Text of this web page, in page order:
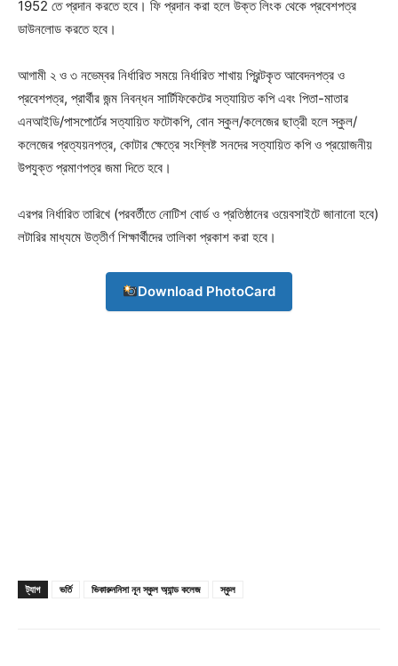
Company
1952 তে প্রদান করতে হবে। ফি প্রদান করা হলে উক্ত লিংক থেকে প্রবেশপত্র
ডাউনলোড করতে হবে।
আগামী ২ ও ৩ নভেম্বর নির্ধারিত সময়ে নির্ধারিত শাখায় প্রিন্টকৃত আবেদনপত্র ও
প্রবেশপত্র, প্রার্থীর জন্ম নিবন্ধন সার্টিফিকেটের সত্যায়িত কপি এবং পিতা-মাতার
এনআইডি/পাসপোর্টের সত্যায়িত ফটোকপি, বোন স্কুল/কলেজের ছাত্রী হলে স্কুল/
কলেজের প্রত্যয়নপত্র, কোটার ক্ষেত্রে সংশ্লিষ্ট সনদের সত্যায়িত কপি ও প্রয়োজনীয়
উপযুক্ত প্রমাণপত্র জমা দিতে হবে।
এরপর নির্ধারিত তারিখে (পরবর্তীতে নোটিশ বোর্ড ও প্রতিষ্ঠানের ওয়েবসাইটে জানানো হবে)
লটারির মাধ্যমে উত্তীর্ণ শিক্ষার্থীদের তালিকা প্রকাশ করা হবে।
Download PhotoCard
ট্যাগ ভর্তি ভিকারুননিসা নূন স্কুল অ্যান্ড কলেজ স্কুল